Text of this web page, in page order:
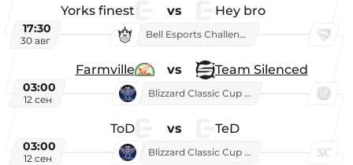
Yorks finest vs Hey bro
17:30
30 авг
Bell Esports Challenge 2026
Farmville vs Team Silenced
03:00
12 сен
Blizzard Classic Cup 2026
ToD vs TeD
03:00
12 сен
Blizzard Classic Cup 2026